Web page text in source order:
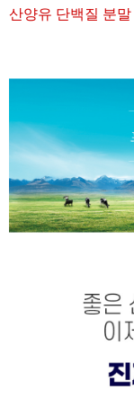
산양유 단백질 분